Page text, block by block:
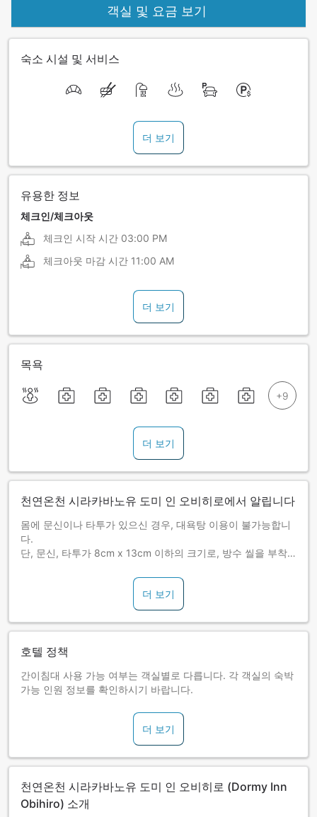
객실 및 요금 보기
숙소 시설 및 서비스
더 보기
유용한 정보
체크인/체크아웃
체크인 시작 시간 03:00 PM
체크아웃 마감 시간 11:00 AM
더 보기
목욕
더 보기
천연온천 시라카바노유 도미 인 오비히로에서 알립니다
몸에 문신이나 타투가 있으신 경우, 대욕탕 이용이 불가능합니
다.
단, 문신, 타투가 8cm x 13cm 이하의 크기로, 방수 씰을 부착
다.(방수 씰은 프론트에서 배부하고 있습니다.)
■무료 요나키소바 제공중!
호텔 레스토랑에서 한 분당 한그릇의 요나키 소바를 제공하고
더 보기
호텔 정책
간이침대 사용 가능 여부는 객실별로 다릅니다. 각 객실의 숙박
가능 인원 정보를 확인하시기 바랍니다.
더 보기
천연온천 시라카바노유 도미 인 오비히로 (Dormy Inn
Obihiro) 소개